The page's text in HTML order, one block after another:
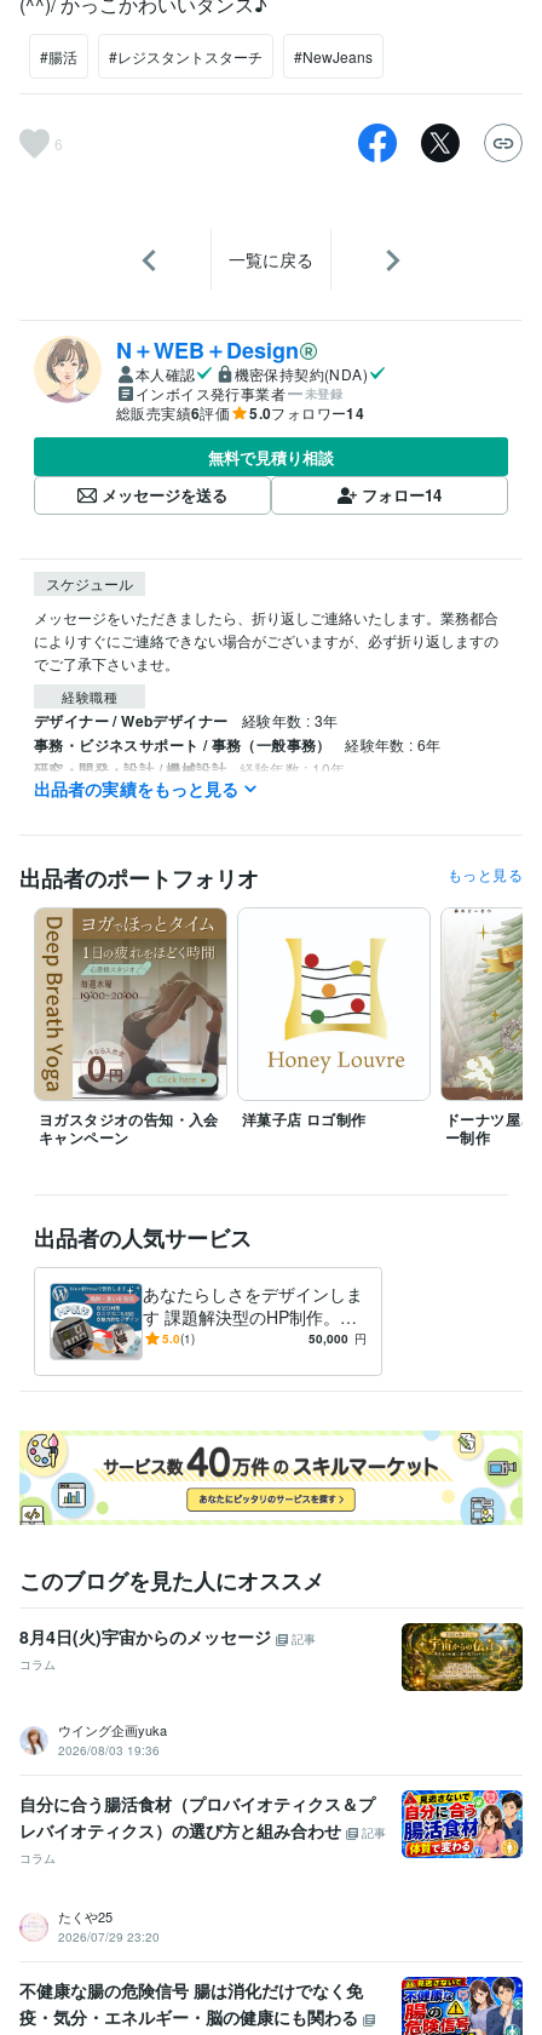
#腸活 #レジスタントスターチ #NewJeans
6
一覧に戻る
N＋WEB＋Design
本人確認
機密保持契約(NDA)
インボイス発行事業者
未登録
総販売実績6評価 5.0フォロワー14
無料で見積り相談
メッセージを送る
フォロー14
スケジュール
メッセージをいただきましたら、折り返しご連絡いたします。業務都合
によりすぐにご連絡できない場合がございますが、必ず折り返しますの
でご了承下さいませ。
経験職種
デザイナー / Webデザイナー 経験年数 : 3年
事務・ビジネスサポート / 事務（一般事務） 経験年数 : 6年
研究・開発・設計 / 機械設計 経験年数 : 10年
物流・購買 / 調達・購買 経験年数 : 6年
coconalaに初出品
資格・検定
CAD利用技術者2級 取得年 : 2013年
マイクロソフト オフィス スペシャリスト（MOS） 取得年 : 2011年
普通自動車第一種運転免許 取得年 : 1986年
プログラミング言語・フレームワーク
CSS:1年HTML:1年
ビジネス・クリエイティブツール
Google Analytics:2年
PowerPoint:18年Word:18年Shopify:0年
得意分野
Web制作・HP作成・EC構築 webサイト制作
トレーニングジム 美容系
デザイン制作 画像・アイキャッチ・ヘッダーデザインなど
トレーニングジム 美容系 飲食 経営 ビジネス
コンサルティング
出品者の実績をもっと見る
出品者のポートフォリオ もっと見る
ヨガスタジオの告知・入会
キャンペーン
洋菓子店 ロゴ制作
ドーナツ屋
ー制作
出品者の人気サービス
あなたらしさをデザインしま
す 課題解決型のHP制作。ゴ
ールに寄り添います！
5.0(1) 50,000 円
このブログを見た人にオススメ
8月4日(火)宇宙からのメッセージ
記事
コラム
ウイング企画yuka
2026/08/03 19:36
自分に合う腸活食材（プロバイオティクス＆プ
レバイオティクス）の選び方と組み合わせ
記事
コラム
たくや25
2026/07/29 23:20
不健康な腸の危険信号 腸は消化だけでなく免
疫・気分・エネルギー・脳の健康にも関わる